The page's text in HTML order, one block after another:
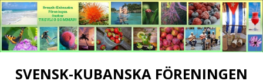
SVENSK-KUBANSKA FÖRENINGEN